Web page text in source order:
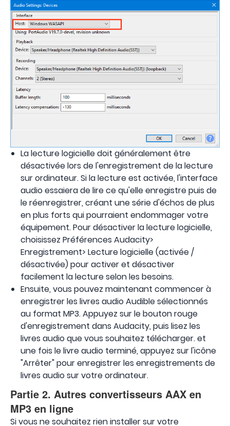
La lecture logicielle doit généralement être
désactivée lors de l'enregistrement de la lecture
sur ordinateur. Si la lecture est activée, l'interface
audio essaiera de lire ce qu'elle enregistre puis de
le réenregistrer, créant une série d'échos de plus
en plus forts qui pourraient endommager votre
équipement. Pour désactiver la lecture logicielle,
choisissez Préférences Audacity>
Enregistrement> Lecture logicielle (activée /
désactivée) pour activer et désactiver
facilement la lecture selon les besoins.
Ensuite, vous pouvez maintenant commencer à
enregistrer les livres audio Audible sélectionnés
au format MP3. Appuyez sur le bouton rouge
d'enregistrement dans Audacity, puis lisez les
livres audio que vous souhaitez télécharger. et
une fois le livre audio terminé, appuyez sur l'icône
"Arrêter" pour enregistrer les enregistrements de
livres audio sur votre ordinateur.
Partie 2. Autres convertisseurs AAX en
MP3 en ligne
Si vous ne souhaitez rien installer sur votre